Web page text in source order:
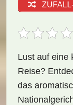
Lust auf eine
Reise?
das